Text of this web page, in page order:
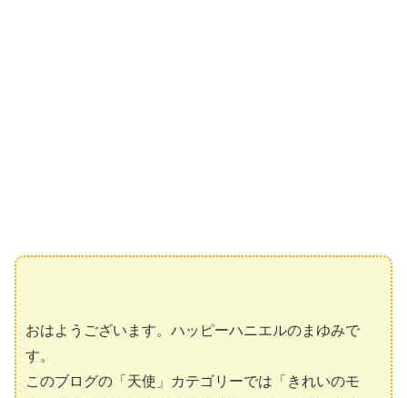
おはようございます。ハッピーハニエルのまゆみで
す。
このブログの「天使」カテゴリーでは「きれいのモ